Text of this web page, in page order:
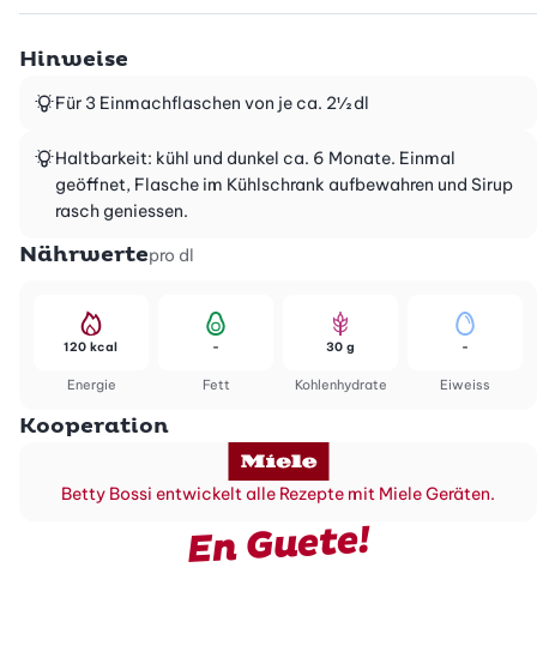
Hinweise
Für 3 Einmachflaschen von je ca. 2½ dl
Haltbarkeit: kühl und dunkel ca. 6 Monate. Einmal
geöffnet, Flasche im Kühlschrank aufbewahren und Sirup
rasch geniessen.
Nährwertepro dl
Energie
120 kcal
Fett
-
Kohlenhydrate
30 g
Eiweiss
-
Kooperation
Betty Bossi entwickelt alle Rezepte mit Miele Geräten.
En Guete!